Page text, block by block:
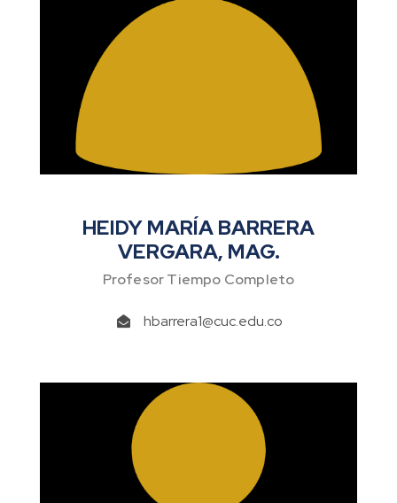
HEIDY MARÍA BARRERA
VERGARA, MAG.
Profesor Tiempo Completo
hbarrera1@cuc.edu.co